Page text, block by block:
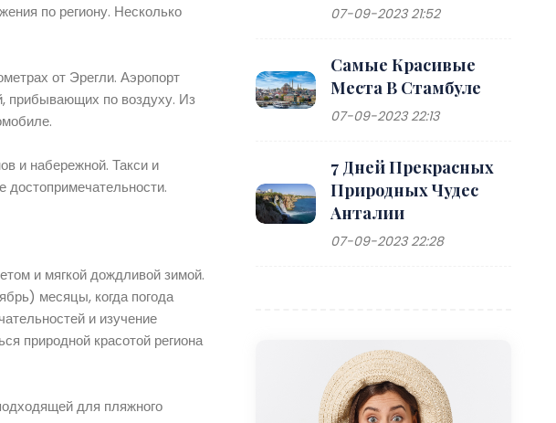
по региону. Несколько
от Эрегли. Аэропорт
прибывающих по воздуху. Из
и набережной. Такси и
достопримечательности.
и мягкой дождливой зимой.
месяцы, когда погода
и изучение
природной красотой региона
для пляжного
07-09-2023 21:52
Самые Красивые
Места В Стамбуле
07-09-2023 22:13
7 Дней Прекрасных
Природных Чудес
Анталии
07-09-2023 22:28